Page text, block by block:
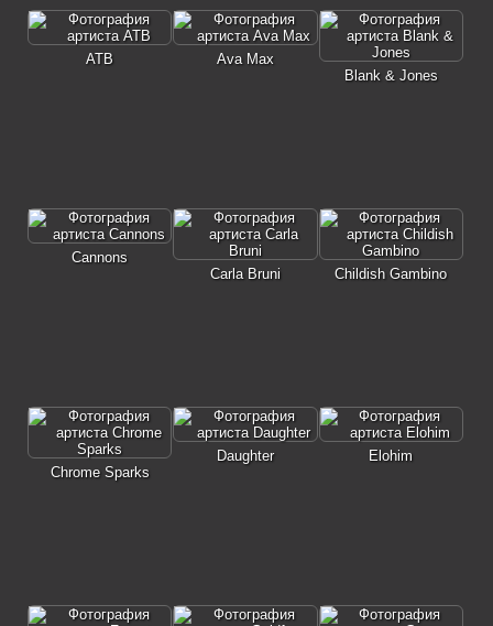
ATB
Ava Max
Blank & Jones
Cannons
Carla Bruni
Childish Gambino
Chrome Sparks
Daughter Elohim